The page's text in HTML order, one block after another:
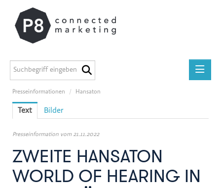
Presseinformationen
P8 Marketing informiert
ADEG
GEERS
Presseinformationen / Hansaton
Text Bilder
Presseinformation vom 21.11.2022
ZWEITE HANSATON
WORLD OF HEARING IN